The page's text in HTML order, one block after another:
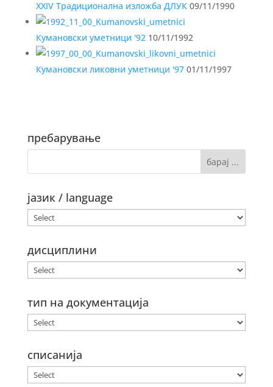
XXIV Традиционална изложба ДЛУК09/11/1990
Кумановски уметници '9210/11/1992
Кумановски ликовни уметници '9701/11/1997
пребарување
јазик / language
дисциплини
тип на документација
списанија